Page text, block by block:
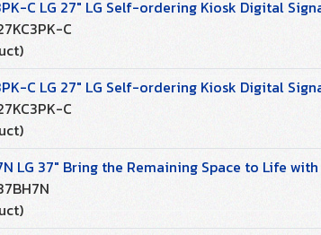
C LG 27" LG Self-ordering Kiosk Digital
C
C LG 27" LG Self-ordering Kiosk Digital
C
LG 37" Bring the Remaining Space to Life